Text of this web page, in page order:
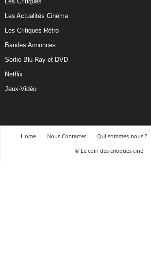
Les Actualités Cinéma
Les Critiques Rétro
Bandes Annonces
Sortie Blu-Ray et DVD
Netflix
Jeux-Vidéo
Home Nous Contacter Qui sommes-nous ?
© Le coin des critiques ciné